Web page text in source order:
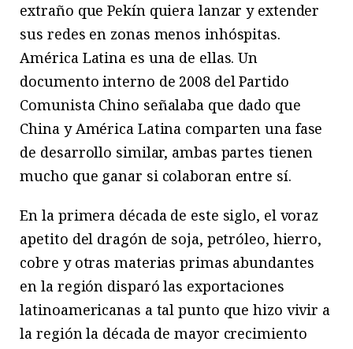
extraño que Pekín quiera lanzar y extender
sus redes en zonas menos inhóspitas.
América Latina es una de ellas. Un
documento interno de 2008 del Partido
Comunista Chino señalaba que dado que
China y América Latina comparten una fase
de desarrollo similar, ambas partes tienen
mucho que ganar si colaboran entre sí.
En la primera década de este siglo, el voraz
apetito del dragón de soja, petróleo, hierro,
cobre y otras materias primas abundantes
en la región disparó las exportaciones
latinoamericanas a tal punto que hizo vivir a
la región la década de mayor crecimiento